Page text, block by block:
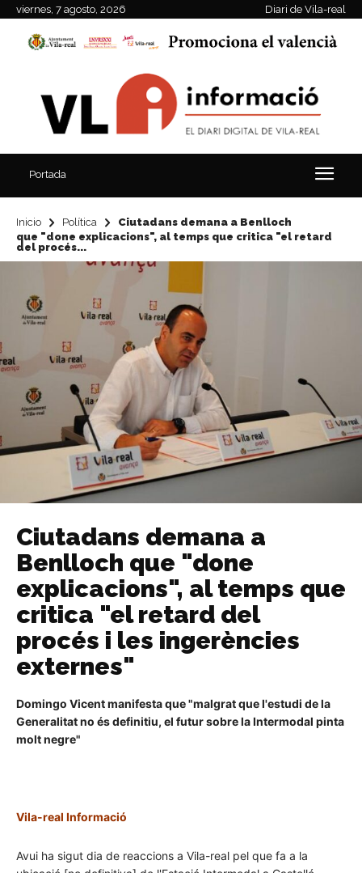
viernes, 7 agosto, 2026 Diari de Vila-real
Portada
Inicio Política
Ciutadans demana a Benlloch
que "done explicacions", al temps que critica "el retard
del procés...
Ciutadans demana a
Benlloch que "done
explicacions", al temps que
critica "el retard del
procés i les ingerències
externes"
Domingo Vicent manifesta que "malgrat que l'estudi de la
Generalitat no és definitiu, el futur sobre la Intermodal pinta
molt negre"
Vila-real Informació
Avui ha sigut dia de reaccions a Vila-real pel que fa a la